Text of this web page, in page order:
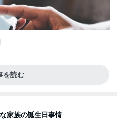
を読む
家族の誕生日事情